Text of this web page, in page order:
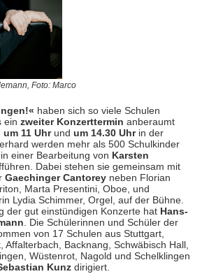
Foto: Marco
haben sich so viele Schulen
ein zweiter Konzerttermin anberaumt
11 Uhrund um 14.30 Uhrin der
werden mehr als 500 Schulkinder
einer Bearbeitung von Karsten
Dabei stehen sie gemeinsam mit
Gaechinger Cantoreyneben Florian
Marta Presentini, Oboe, und
Lydia Schimmer, Orgel, auf der Bühne.
der gut einstündigen Konzerte hat Hans-
. Die Schülerinnen und Schüler der
von 17 Schulen aus Stuttgart,
Affalterbach, Backnang, Schwäbisch Hall,
Wüstenrot, Nagold und Schelklingen
Kunzdirigiert.